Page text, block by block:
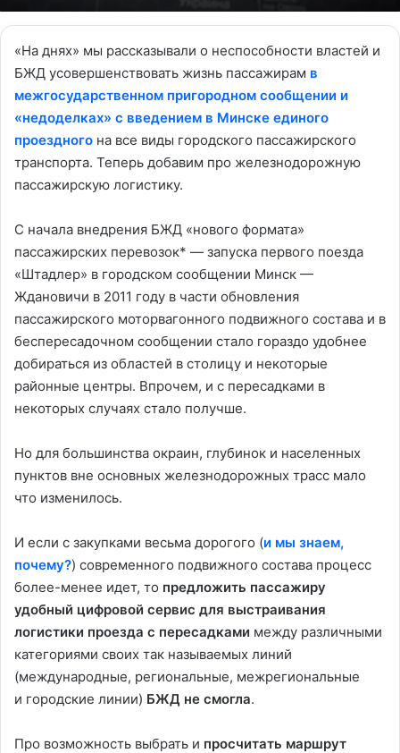
X email
«На днях» мы рассказывали о неспособности властей и
БЖД усовершенствовать жизнь пассажирам в
межгосударственном пригородном сообщении и
«недоделках» с введением в Минске единого
проездного на все виды городского пассажирского
транспорта. Теперь добавим про железнодорожную
пассажирскую логистику.
С начала внедрения БЖД «нового формата»
пассажирских перевозок* — запуска первого поезда
«Штадлер» в городском сообщении Минск —
Ждановичи в 2011 году в части обновления
пассажирского моторвагонного подвижного состава и в
беспересадочном сообщении стало гораздо удобнее
добираться из областей в столицу и некоторые
районные центры. Впрочем, и с пересадками в
некоторых случаях стало получше.
Но для большинства окраин, глубинок и населенных
пунктов вне основных железнодорожных трасс мало
что изменилось.
И если с закупками весьма дорогого (и мы знаем,
почему?) современного подвижного состава процесс
более-менее идет, то предложить пассажиру
удобный цифровой сервис для выстраивания
логистики проезда с пересадками между различными
категориями своих так называемых линий
(международные, региональные, межрегиональные
и городские линии) БЖД не смогла.
Про возможность выбрать и просчитать маршрут